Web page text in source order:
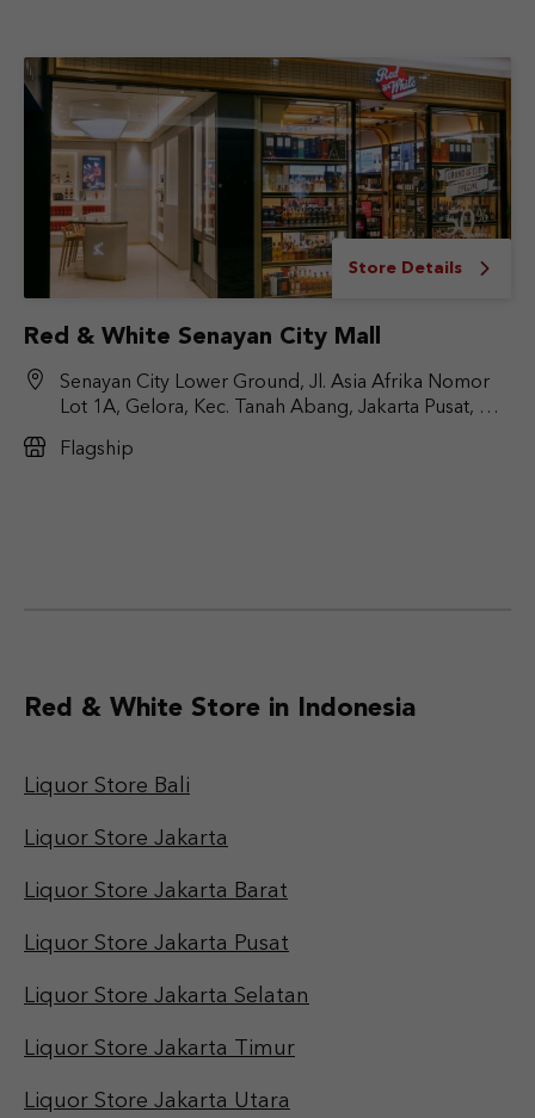
Store Details
Red & White Senayan City Mall
Senayan City Lower Ground, Jl. Asia Afrika Nomor
Lot 1A, Gelora, Kec. Tanah Abang, Jakarta Pusat, DKI
Flagship
Red & White Store in Indonesia
Liquor Store Bali
Liquor Store Jakarta
Liquor Store Jakarta Barat
Liquor Store Jakarta Pusat
Liquor Store Jakarta Selatan
Liquor Store Jakarta Timur
Liquor Store Jakarta Utara